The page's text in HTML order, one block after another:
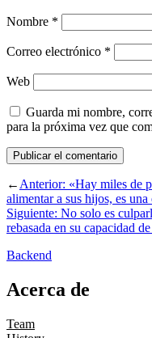
Nombre *
Correo electrónico *
Web
Guarda mi nombre,
para la próxima vez que
←Anterior: «Hay miles de
alimentar a sus hijos, es
Siguiente: No solo es
rebasada en su capacidad
Backend
Acerca de
Team